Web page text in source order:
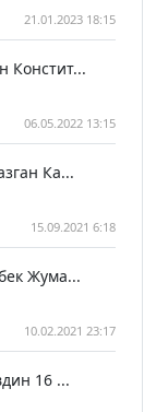
21.01.2023 18:15
Констит...
06.05.2022 13:15
Ка...
15.09.2021 6:18
Жума...
10.02.2021 23:17
16 ...